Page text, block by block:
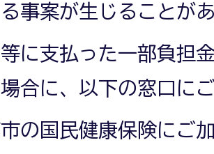
事案が生じることが
に支払った一部負担
合に、以下の窓口に
市の国民健康保険にご